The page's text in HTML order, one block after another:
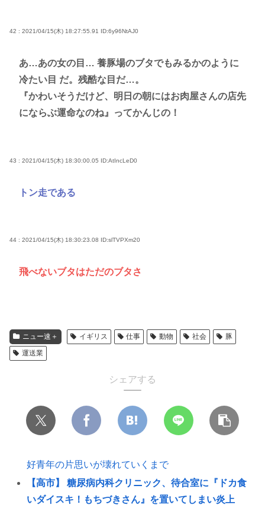
42 : 2021/04/15(木) 18:27:55.91 ID:6y96NtAJ0
あ…あの女の目… 養豚場のブタでもみるかのように
冷たい目 だ。残酷な目だ…。
『かわいそうだけど、明日の朝にはお肉屋さんの店先
にならぶ運命なのね』ってかんじの！
43 : 2021/04/15(木) 18:30:00.05 ID:AtIncLeD0
トン走である
44 : 2021/04/15(木) 18:30:23.08 ID:slTVPXm20
飛べないブタはただのブタさ
ニュー速＋ イギリス 仕事 動物 社会
豚
運送業
シェアする
好青年の片思いが壊れていくまで
【高市】 糖尿病内科クリニック、待合室に『ドカ食
いダイスキ！もちづきさん』を置いてしまい炎上